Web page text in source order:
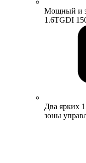
Мощный и
1.6TGDI
Два ярких
зоны